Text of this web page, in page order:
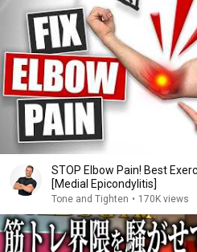
STOP Elbow Pain! Best
[Medial Epicondylitis]
Tone and Tighten • 170K views